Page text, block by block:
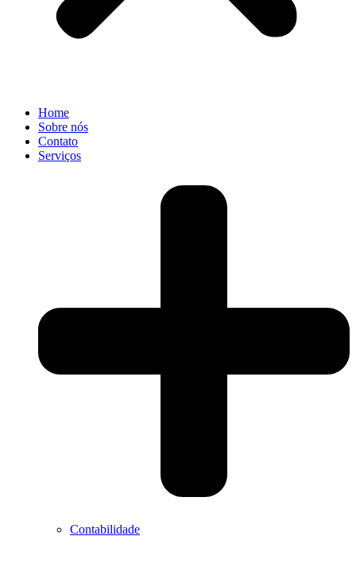
Home
Sobre nós
Contato
Serviços
Contabilidade